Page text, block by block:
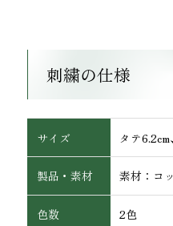
ワッペン・
刺繍の仕様
サイズ タテ
製品・素材 素材：コ
色数 2色